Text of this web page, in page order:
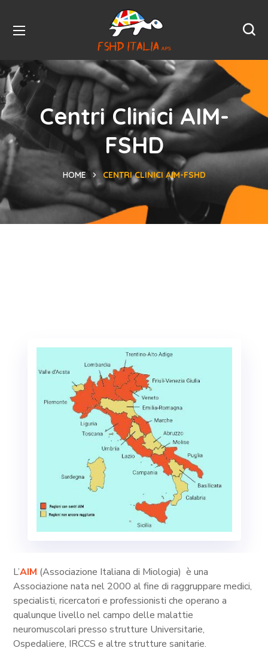
Centri Clinici AIM-
FSHD
HOME CENTRI CLINICI AIM-FSHD
L’AIM (Associazione Italiana di Miologia) è una
Associazione nata nel 2000 al fine di raggruppare medici,
specialisti, ricercatori e professionisti che operano a
qualunque livello nel campo delle malattie
neuromuscolari presso strutture Universitarie,
Ospedaliere, IRCCS e altre strutture sanitarie.